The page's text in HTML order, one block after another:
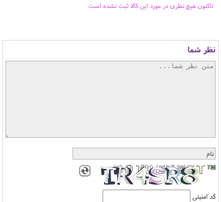
تاکنون هیچ نظری در مورد این کالا ثبت نشده است
نظر شما
کد امنیتی